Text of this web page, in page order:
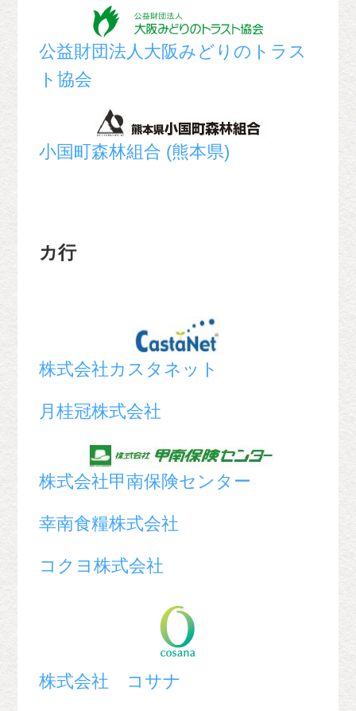
公益財団法人大阪みどりのトラス
ト協会
小国町森林組合 (熊本県)
カ行
株式会社カスタネット
月桂冠株式会社
株式会社甲南保険センター
幸南食糧株式会社
コクヨ株式会社
株式会社 コサナ